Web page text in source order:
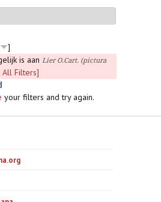
]
is aan Lier O.Cart. (pictura
All Filters]
your filters and try again.